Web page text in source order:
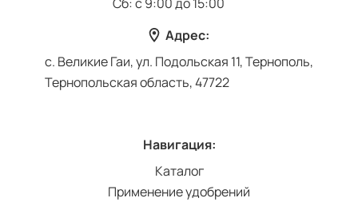
Адрес:
с. Великие Гаи, ул. Подольская 11, Тернополь,
Тернопольская область, 47722
Навигация:
Каталог
Применение удобрений